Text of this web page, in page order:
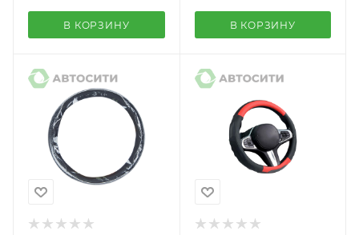
В КОРЗИНУ В КОРЗИНУ